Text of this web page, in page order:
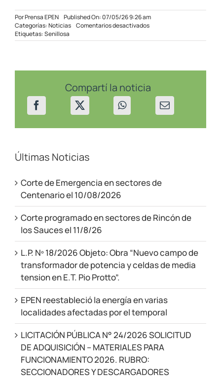
PorPrensa EPEN Published On: 07/05/26 9:26 am
Categorías:Noticias Comentarios desactivadosen
avanza
mejorar
servicio
eléctrico
Etiquetas:Senillosa
Compartí la noticia
Últimas Noticias
Corte de Emergencia en sectores de
Centenario el 10/08/2026
Corte programado en sectores de Rincón de
los Sauces el 11/8/26
L.P. Nº 18/2026 Objeto: Obra “Nuevo campo de
transformador de potencia y celdas de media
tension en E.T. Pio Protto”.
EPEN reestableció la energía en varias
localidades afectadas por el temporal
LICITACIÓN PÚBLICA N° 24/2026 SOLICITUD
DE ADQUISICIÓN – MATERIALES PARA
FUNCIONAMIENTO 2026. RUBRO:
SECCIONADORES Y DESCARGADORES